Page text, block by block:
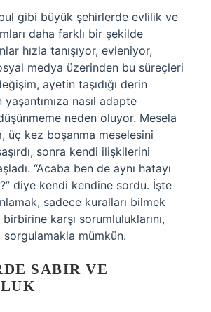
gibi büyük şehirlerde evlilik ve
daha farklı bir şekilde
hızla tanışıyor, evleniyor,
medya üzerinden bu süreçleri
ayetin taşıdığı derin
yaşantımıza nasıl adapte
neden oluyor. Mesela
üç kez boşanma meselesini
sonra kendi ilişkilerini
“Acaba ben de aynı hatayı
diye kendi kendine sordu. İşte
sadece kuralları bilmek
karşı sorumluluklarını,
sorgulamakla mümkün.
SABIR VE